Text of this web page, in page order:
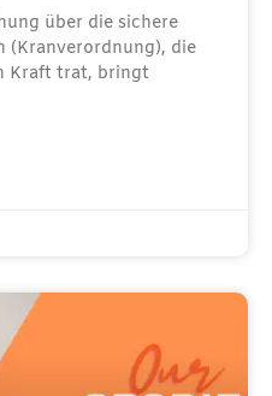
über die sichere
(Kranverordnung), die
Kraft trat, bringt